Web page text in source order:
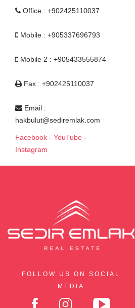
Office : +902425110037
Mobile : +905337696793
Mobile 2 : +905433555874
Fax : +902425110037
Email :
hakbulut@sediremlak.com
Facebook - YouTube -
Instagram
FOLLOW US ON SOCIAL
MEDIA